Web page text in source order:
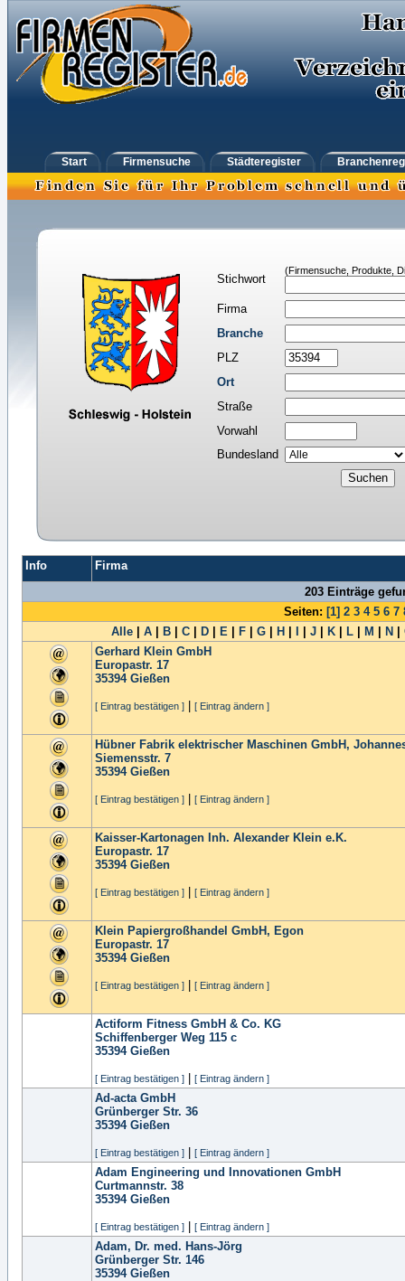
Start Firmensuche Städteregister
Stichwort
(Firmensuche, Produkte,
Firma
Branche
PLZ
Ort
Straße
Vorwahl
Bundesland
Info
Firma
203 Einträge
Seiten: [1] 2 3 4 5 6 7
Alle
A B C D E F G H J K L M N
Gerhard Klein GmbH
Europastr. 17
35394 Gießen
[ Eintrag bestätigen ] [ Eintrag ändern ]
Hübner Fabrik elektrischer Maschinen GmbH,
Siemensstr. 7
35394 Gießen
[ Eintrag bestätigen ] [ Eintrag ändern ]
Kaisser-Kartonagen Inh. Alexander Klein e.K.
Europastr. 17
35394 Gießen
[ Eintrag bestätigen ] [ Eintrag ändern ]
Klein Papiergroßhandel GmbH, Egon
Europastr. 17
35394 Gießen
[ Eintrag bestätigen ] [ Eintrag ändern ]
Actiform Fitness GmbH & Co. KG
Schiffenberger Weg 115 c
35394 Gießen
[ Eintrag bestätigen ] [ Eintrag ändern ]
Ad-acta GmbH
Grünberger Str. 36
35394 Gießen
[ Eintrag bestätigen ] [ Eintrag ändern ]
Adam Engineering und Innovationen GmbH
Curtmannstr. 38
35394 Gießen
[ Eintrag bestätigen ] [ Eintrag ändern ]
Adam, Dr. med. Hans-Jörg
Grünberger Str. 146
35394 Gießen